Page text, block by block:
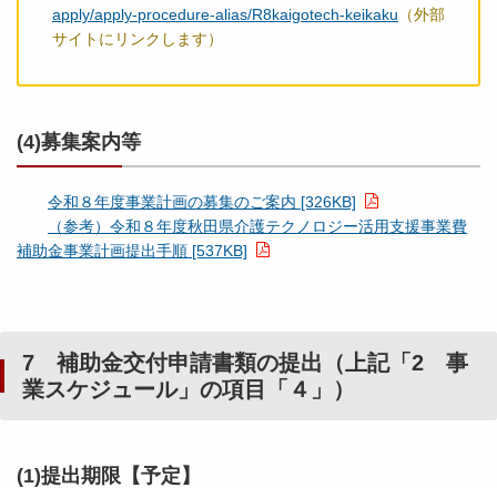
apply/apply-procedure-alias/R8kaigotech-keikaku （外部
サイトにリンクします）
(4)募集案内等
令和８年度事業計画の募集のご案内 [326KB]
（参考）令和８年度秋田県介護テクノロジー活用支援事業費
補助金事業計画提出手順 [537KB]
7 補助金交付申請書類の提出（上記「2 事
業スケジュール」の項目「４」）
(1)提出期限【予定】